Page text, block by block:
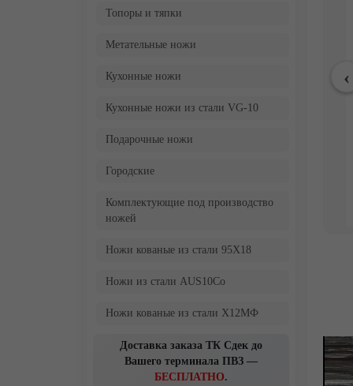
Топоры и тяпки
Метательные ножи
Кухонные ножи
Кухонные ножи из стали VG-10
Подарочные ножи
Городские
Комплектующие под производство
ножей
Ножи кованые из стали 95Х18
Ножи из стали AUS10Co
Ножи кованые из стали Х12МФ
Доставка заказа ТК Сдек до
Вашего терминала ПВЗ —
БЕСПЛАТНО.